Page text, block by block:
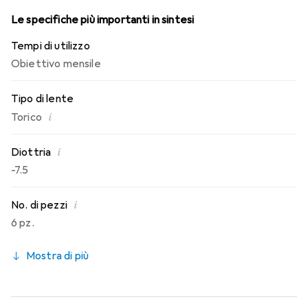
Le specifiche più importanti in sintesi
Tempi di utilizzo
Obiettivo mensile
Tipo di lente
Torico i
Diottria i
-7.5
No. di pezzi i
6 pz.
Mostra di più